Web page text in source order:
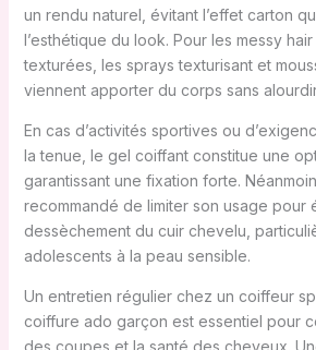
un rendu naturel, évitant l’effet carton
l’esthétique du look. Pour les messy
texturées, les sprays texturisant et
viennent apporter du corps sans
En cas d’activités sportives ou
la tenue, le gel coiffant constitue une
garantissant une fixation forte.
recommandé de limiter son usage pour
dessèchement du cuir chevelu,
adolescents à la peau sensible.
Un entretien régulier chez un coiffeur
coiffure ado garçon est essentiel pour
des coupes et la santé des cheveux.